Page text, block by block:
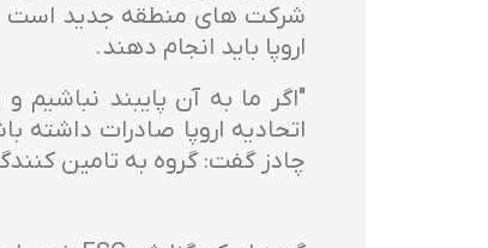
شرکت های منطقه جدید است و
اروپا باید انجام دهند.
"اگر ما به آن پایبند نباشیم
اتحادیه اروپا صادرات
چادز گفت: گروه به تامین